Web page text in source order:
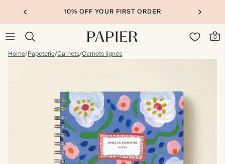
10% OFF YOUR FIRST ORDER
0
Home/Papeterie/Carnets/Carnets lignés